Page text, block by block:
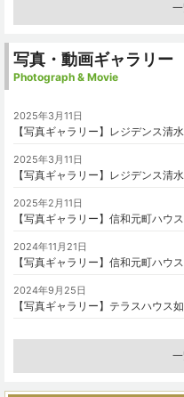
写真・動画ギャラリー
Photograph & Movie
2025年3月11日
【写真ギャラリー】レジデンス清
2025年3月11日
【写真ギャラリー】レジデンス清
2025年2月11日
【写真ギャラリー】信和元町ハウ
2024年11月21日
【写真ギャラリー】信和元町ハウ
2024年9月25日
【写真ギャラリー】テラスハウス